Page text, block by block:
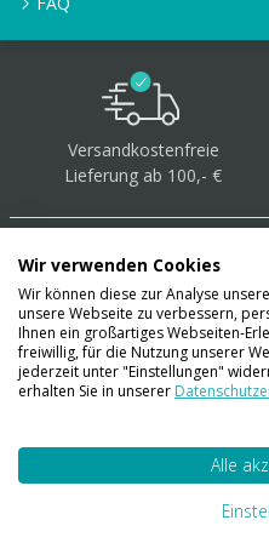
Versandkostenfreie
Lieferung ab 100,- €
Über 40.000 Artikel auf
Lager
Wir verwenden Cookies
Wir können diese zur Analyse
unsere Webseite zu verbessern,
Ihnen ein großartiges Webseiten-
freiwillig, für die Nutzung unserer
jederzeit unter "Einstellungen"
erhalten Sie in unserer
Alle